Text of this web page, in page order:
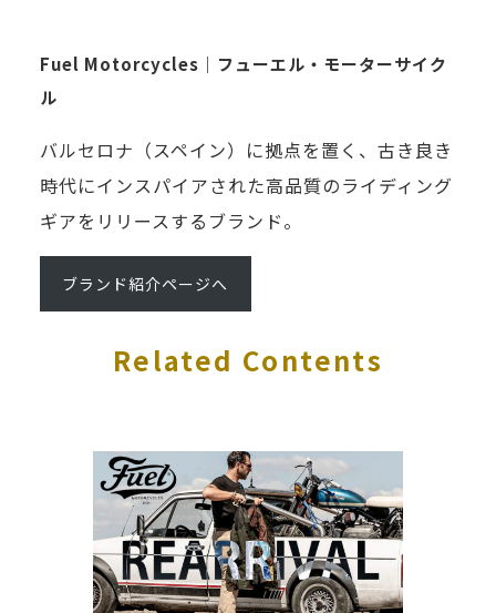
Fuel Motorcycles｜フューエル・モーターサイク
ル
バルセロナ（スペイン）に拠点を置く、古き良き
時代にインスパイアされた高品質のライディング
ギアをリリースするブランド。
ブランド紹介ページへ
Related Contents